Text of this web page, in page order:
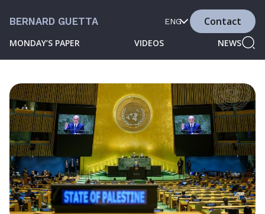
BERNARD GUETTA
MONDAY’S PAPER VIDEOS NEWS
ENG Contact